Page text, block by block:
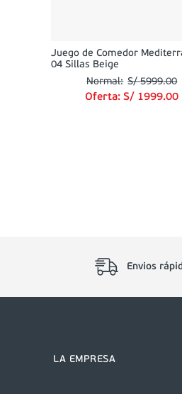
Juego de Comedor
04 Sillas Beige
S/ 5999.00
Oferta:S/ 1999.00
Envios
LA EMPRESA